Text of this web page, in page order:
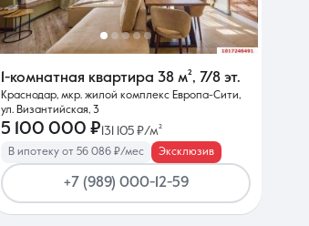
1-комнатная квартира 38 м², 7/8 эт.
Краснодар, мкр. жилой комплекс Европа-Сити,
ул. Византийская, 3
5 100 000 ₽131 105 ₽/м²
В ипотеку от 56 086 ₽/мес Эксклюзив
+7 (989) 000-12-59